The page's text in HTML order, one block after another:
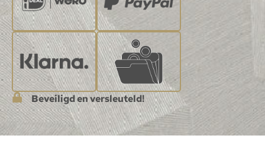
Beveiligd en versleuteld!